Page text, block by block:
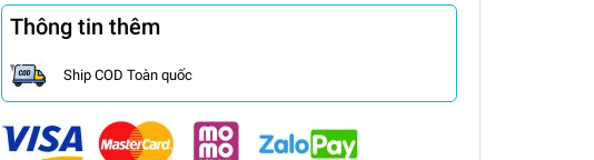
Thông tin thêm
Ship COD Toàn quốc